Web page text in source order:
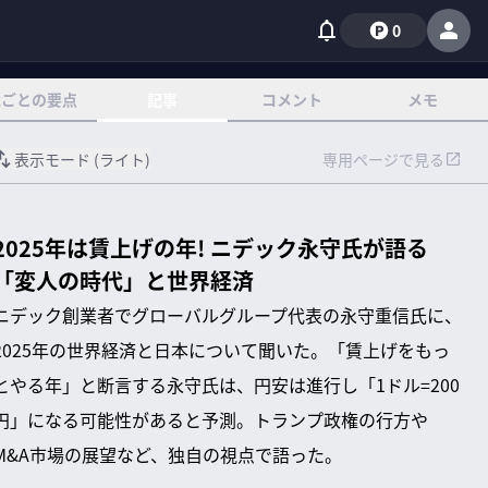
0
との要点 コメント メモ
表示モード (ライト) 専用ページで見る
年は賃上げの年! ニデック永守氏が語る
変人の時代」と世界経済
デック創業者でグローバルグループ代表の永守重信氏に、
年の世界経済と日本について聞いた。「賃上げをもっ
やる年」と断言する永守氏は、円安は進行し「1ドル=200
」になる可能性があると予測。トランプ政権の行方や
市場の展望など、独自の視点で語った。